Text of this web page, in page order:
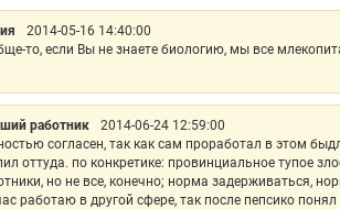
2014-05-16 14:40:00
то, если Вы не знаете биологию, мы все
работник 2014-06-24 12:59:00
согласен, так как сам проработал в этом
оттуда. по конкретике: провинциальное тупое
но не все, конечно; норма задерживаться,
работаю в другой сфере, так после пепсико